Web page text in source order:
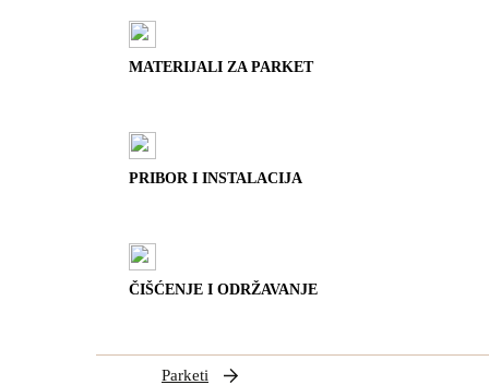
MATERIJALI ZA PARKET
PRIBOR I INSTALACIJA
ČIŠĆENJE I ODRŽAVANJE
Parketi